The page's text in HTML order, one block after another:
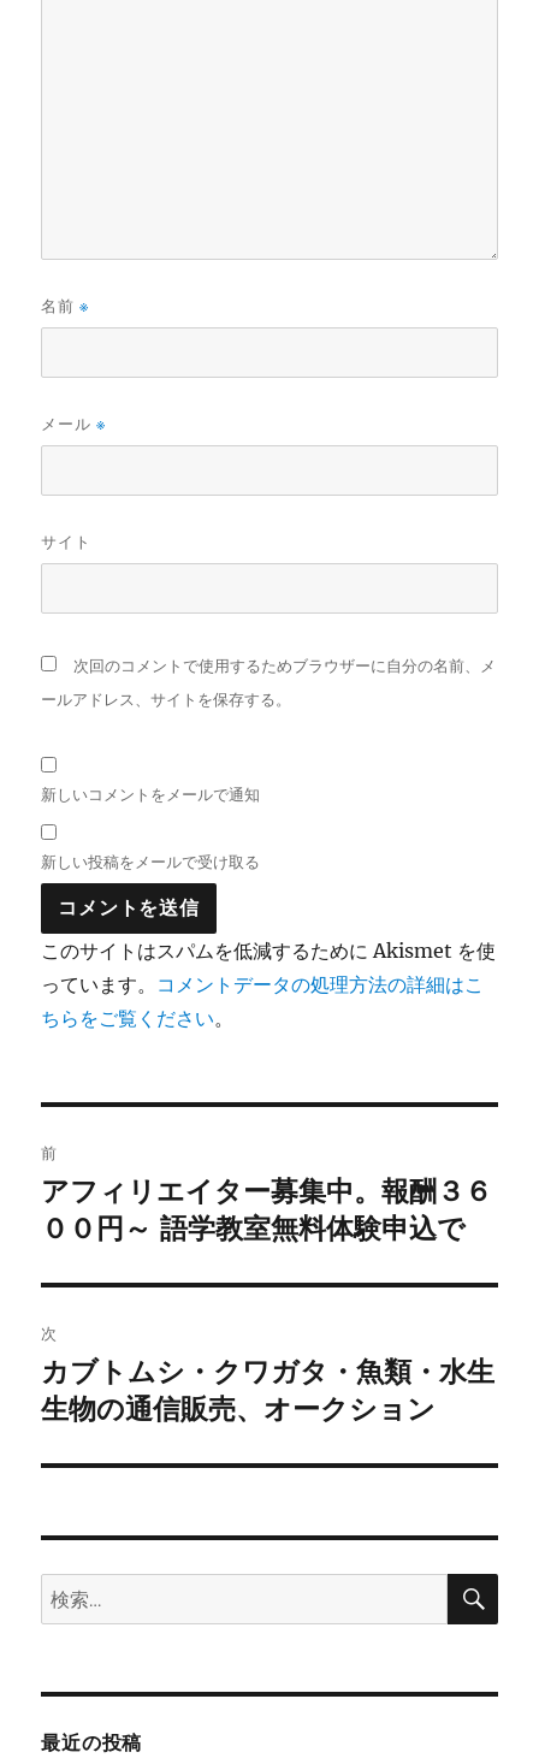
名前※
メール※
サイト
次回のコメントで使用するためブラウザーに自分の名前、メ
ールアドレス、サイトを保存する。
新しいコメントをメールで通知
新しい投稿をメールで受け取る
このサイトはスパムを低減するために Akismet を使
っています。 コメントデータの処理方法の詳細はこ
ちらをご覧ください。
稿
ナ
ビ
ゲ
ー
シ
ン
前
前
の
稿:
アフィリエイター募集中。報酬３６
００円～ 語学教室無料体験申込で
次
次
の
稿:
カブトムシ・クワガタ・魚類・水生
生物の通信販売、オークション
検
索:
検
最近の投稿